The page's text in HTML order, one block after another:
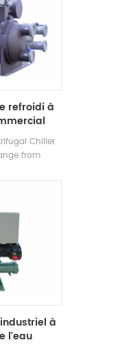
refroidi à
Chiller
from
so future-
you may
again. Low
à
l'eau